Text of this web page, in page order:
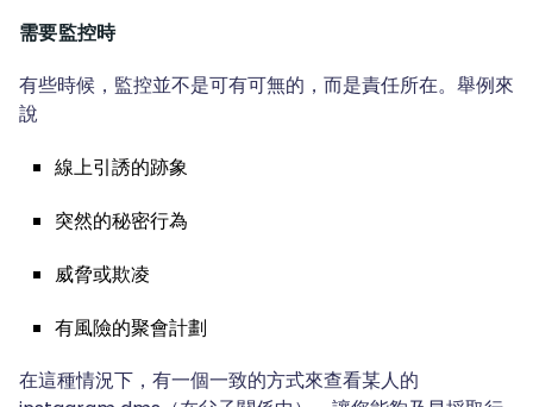
需要監控時
有些時候，監控並不是可有可無的，而是責任所在。舉例來
說
線上引誘的跡象
突然的秘密行為
威脅或欺凌
有風險的聚會計劃
在這種情況下，有一個一致的方式來查看某人的